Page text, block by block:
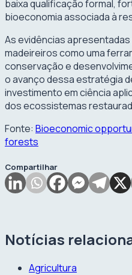
baixa qualificação formal,
bioeconomia associada à
As evidências
madeireiros como uma
conservação e
o avanço dessa estratégia
investimento em ciência
dos ecossistemas
Fonte: Bioeconomic
forests
Compartilhar
Notícias
Agricultura